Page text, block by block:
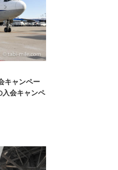
キャンペー
会キャンペ